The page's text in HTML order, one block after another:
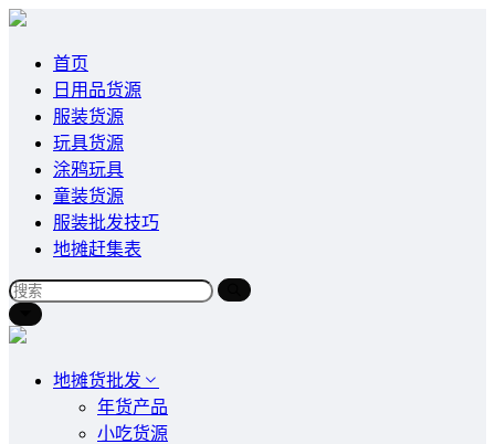
首页
日用品货源
服装货源
玩具货源
涂鸦玩具
童装货源
服装批发技巧
地摊赶集表
地摊货批发
年货产品
小吃货源